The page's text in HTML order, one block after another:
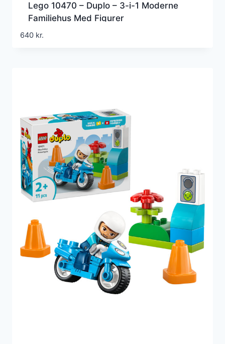
Lego 10470 – Duplo – 3-i-1 Moderne
Familiehus Med Figurer
640 kr.